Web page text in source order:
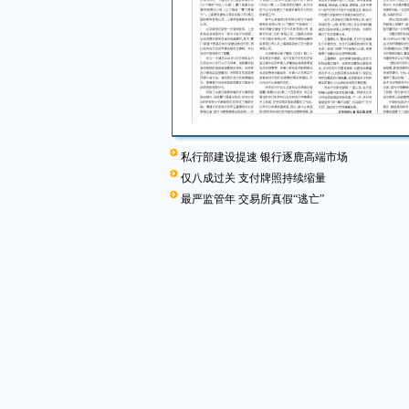
私行部建设提速 银行逐鹿高端市场
仅八成过关 支付牌照持续缩量
最严监管年 交易所真假“逃亡”